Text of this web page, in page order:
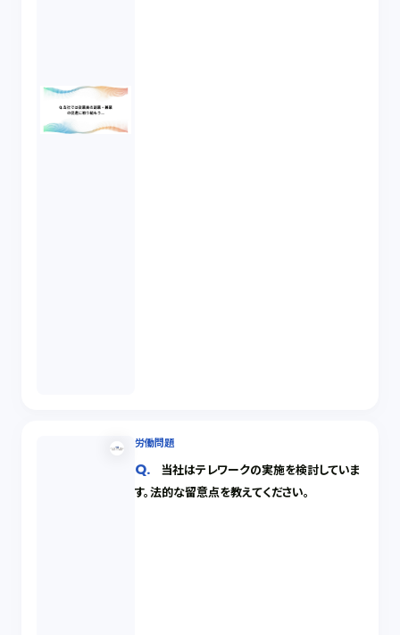
労働問題
当社はテレワークの実施を検討していま
す。法的な留意点を教えてください。